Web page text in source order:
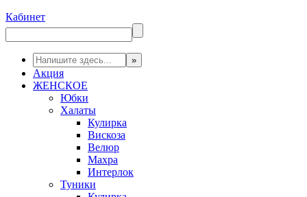
Кабинет
Акция
ЖЕНСКОЕ
Юбки
Халаты
Кулирка
Вискоза
Велюр
Махра
Интерлок
Туники